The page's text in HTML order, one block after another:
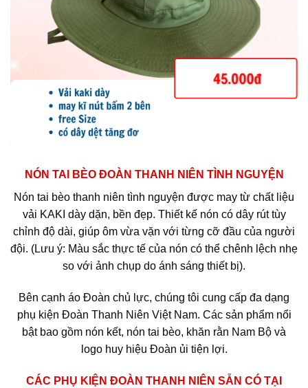
NÓN TAI BÈO ĐOÀN THANH NIÊN TÌNH NGUYỆN
Nón tai bèo thanh niên tình nguyện được may từ chất liệu
vải KAKI dày dặn, bền đẹp. Thiết kế nón có dây rút tùy
chỉnh độ dài, giúp ôm vừa vặn với từng cỡ đầu của người
đội. (Lưu ý: Màu sắc thực tế của nón có thể chênh lệch nhẹ
so với ảnh chụp do ánh sáng thiết bị).
Bên cạnh áo Đoàn chủ lực, chúng tôi cung cấp đa dạng
phụ kiện Đoàn Thanh Niên Việt Nam. Các sản phẩm nổi
bật bao gồm nón kết, nón tai bèo, khăn rằn Nam Bộ và
logo huy hiệu Đoàn ủi tiện lợi.
CÁC PHỤ KIỆN ĐOÀN THANH NIÊN SẴN CÓ TẠI